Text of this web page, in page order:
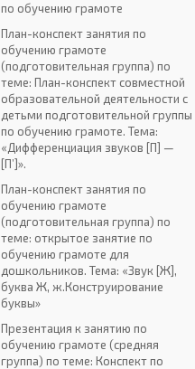
по обучению грамоте
План-конспект занятия по
обучению грамоте
(подготовительная группа) по
теме: План-конспект совместной
образовательной деятельности с
детьми подготовительной группы
по обучению грамоте. Тема:
«Дифференциация звуков [П] —
[П’]».
План-конспект занятия по
обучению грамоте
(подготовительная группа) по
теме: открытое занятие по
обучению грамоте для
дошкольников. Тема: «Звук [Ж],
буква Ж, ж.Конструирование
буквы»
Презентация к занятию по
обучению грамоте (средняя
группа) по теме: Конспект по